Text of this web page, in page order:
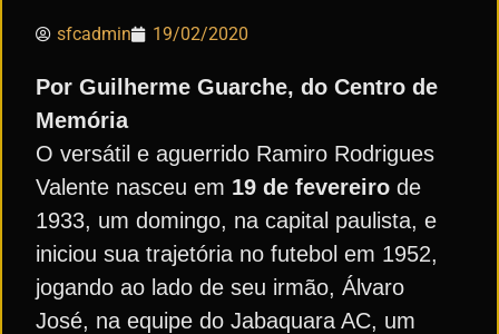
sfcadmin 19/02/2020
Por Guilherme Guarche, do Centro de
Memória
O versátil e aguerrido Ramiro Rodrigues
Valente nasceu em 19 de fevereiro de
1933, um domingo, na capital paulista, e
iniciou sua trajetória no futebol em 1952,
jogando ao lado de seu irmão, Álvaro
José, na equipe do Jabaquara AC, um